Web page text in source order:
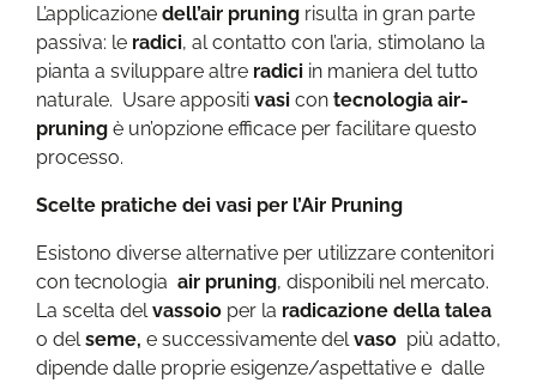
L’applicazione dell’air pruning risulta in gran parte
passiva: le radici, al contatto con l’aria, stimolano la
pianta a sviluppare altre radici in maniera del tutto
naturale. Usare appositi vasi con tecnologia air-
pruning è un’opzione efficace per facilitare questo
processo.
Scelte pratiche dei vasi per l’Air Pruning
Esistono diverse alternative per utilizzare contenitori
con tecnologia air pruning, disponibili nel mercato.
La scelta delvassoio per la radicazione della talea
o delseme, e successivamente delvaso più adatto,
dipende dalle proprie esigenze/aspettative e dalle